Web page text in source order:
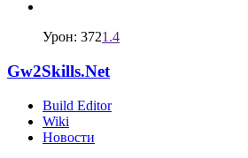
Урон: 3721.4
Gw2Skills.Net
Build Editor
Wiki
Новости